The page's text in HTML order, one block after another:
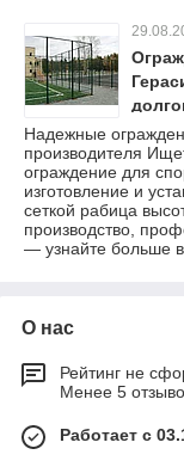
Надежные
производителя
ограждение для
изготовление и
сеткой рабица
производство,
— узнайте больше
О нас
Рейтинг не
Менее 5
Работает с